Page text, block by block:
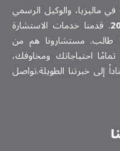
ماليزيا، والوكيل الرسمي
. قدمنا خدمات الاستشارة
طالب. مستشارونا هم من
احتياجاتك ومخاوفك،
إلى خبرتنا الطويلة.تواصل